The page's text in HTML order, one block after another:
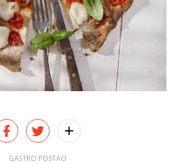
GASTRO POSTAO